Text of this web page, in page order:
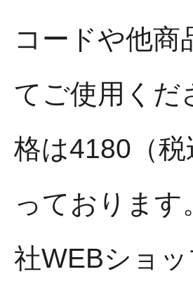
コードや他商
てご使用くだ
格は4180（税
っております
社WEBショ